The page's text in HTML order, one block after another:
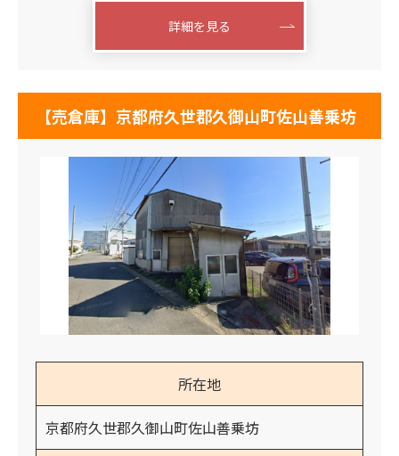
詳細を見る
【売倉庫】京都府久世郡久御山町佐山善乗坊
所在地
京都府久世郡久御山町佐山善乗坊